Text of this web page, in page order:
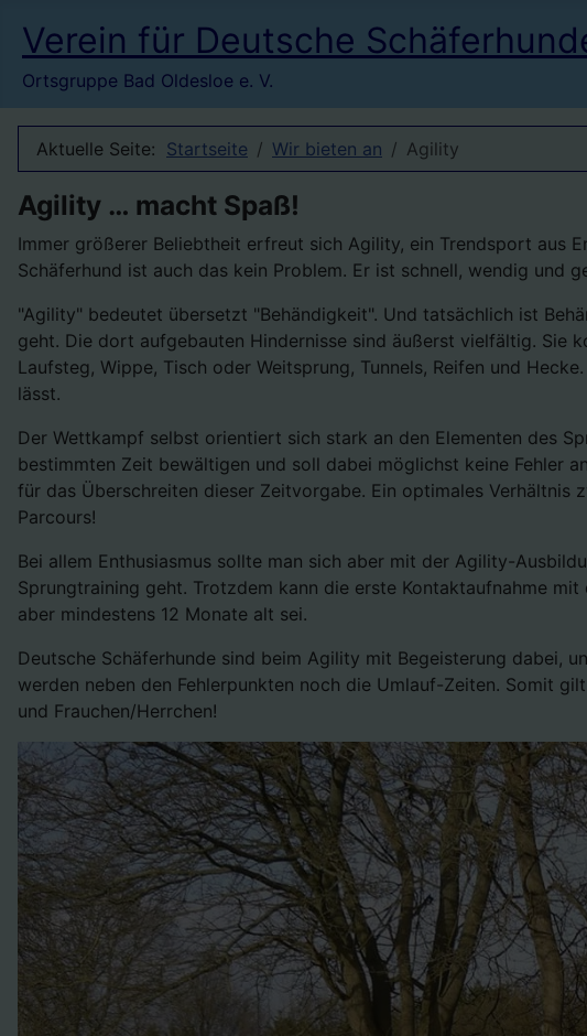
Verein für Deutsche
Ortsgruppe Bad Oldesloe e. V.
Aktuelle Seite: Startseite Wir bieten an Agility
Agility … macht Spaß!
Immer größerer Beliebtheit erfreut sich Agility, ein Trendsport aus
Schäferhund ist auch das kein Problem. Er ist schnell, wendig und
"Agility" bedeutet übersetzt "Behändigkeit". Und tatsächlich ist
geht. Die dort aufgebauten Hindernisse sind äußerst vielfältig. Sie
Laufsteg, Wippe, Tisch oder Weitsprung, Tunnels, Reifen und
lässt.
Der Wettkampf selbst orientiert sich stark an den Elementen des
bestimmten Zeit bewältigen und soll dabei möglichst keine Fehler
für das Überschreiten dieser Zeitvorgabe. Ein optimales
Parcours!
Bei allem Enthusiasmus sollte man sich aber mit der Agility-
Sprungtraining geht. Trotzdem kann die erste Kontaktaufnahme
aber mindestens 12 Monate alt sei.
Deutsche Schäferhunde sind beim Agility mit Begeisterung dabei,
werden neben den Fehlerpunkten noch die Umlauf-Zeiten. Somit
und Frauchen/Herrchen!